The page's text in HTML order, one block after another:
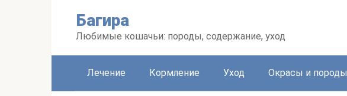
Багира
Любимые кошачьи: породы, содержание, уход
Лечение Кормление Уход Окрасы и породы